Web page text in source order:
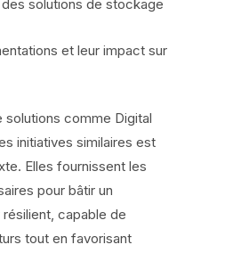
solutions de stockage
et leur impact sur
comme Digital
initiatives similaires est
Elles fournissent les
pour bâtir un
capable de
tout en favorisant